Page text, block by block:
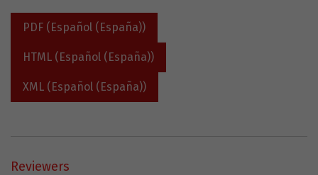
PDF (Español (España))
HTML (Español (España))
XML (Español (España))
Reviewers